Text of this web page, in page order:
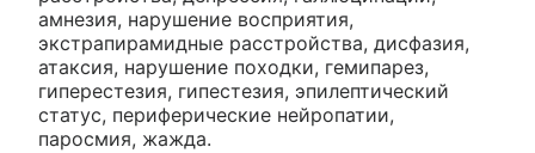
амнезия, нарушение восприятия,
экстрапирамидные расстройства, дисфазия,
атаксия, нарушение походки, гемипарез,
гиперестезия, гипестезия, эпилептический
статус, периферические нейропатии,
паросмия, жажда.